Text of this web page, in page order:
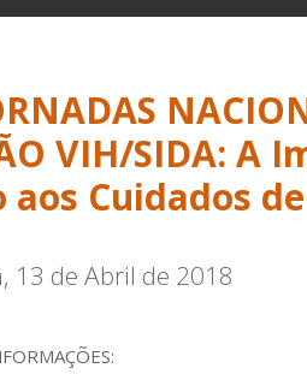
VIH/SIDA: A
aos Cuidados
13 de Abril de 2018